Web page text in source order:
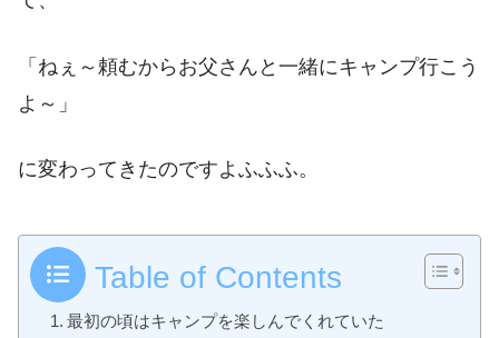
「ねぇ～頼むからお父さんと一緒にキャンプ行こう
よ～」
に変わってきたのですよふふふ。
Table of Contents
最初の頃はキャンプを楽しんでくれていた